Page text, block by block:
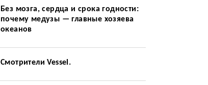
Без мозга, сердца и срока годности:
почему медузы — главные хозяева
океанов
Смотрители Vessel.